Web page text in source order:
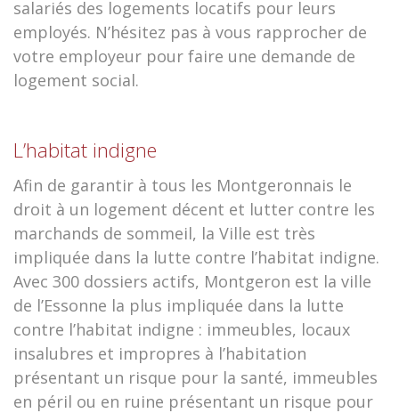
salariés des logements locatifs pour leurs
employés. N’hésitez pas à vous rapprocher de
votre employeur pour faire une demande de
logement social.
L’habitat indigne
Afin de garantir à tous les Montgeronnais le
droit à un logement décent et lutter contre les
marchands de sommeil, la Ville est très
impliquée dans la lutte contre l’habitat indigne.
Avec 300 dossiers actifs, Montgeron est la ville
de l’Essonne la plus impliquée dans la lutte
contre l’habitat indigne : immeubles, locaux
insalubres et impropres à l’habitation
présentant un risque pour la santé, immeubles
en péril ou en ruine présentant un risque pour